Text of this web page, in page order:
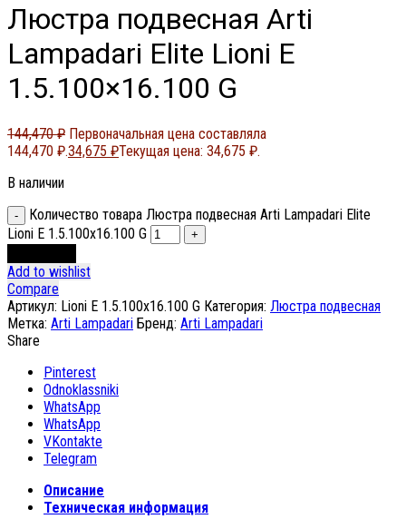
Люстра подвесная Arti
Lampadari Elite Lioni E
1.5.100×16.100 G
144,470₽ Первоначальная цена составляла
144,470 ₽.34,675 ₽Текущая цена: 34,675 ₽.
В наличии
Количество товара Люстра подвесная Arti Lampadari Elite
Lioni E 1.5.100x16.100 G
Add to wishlist
Compare
Артикул: Lioni E 1.5.100x16.100 G Категория: Люстра подвесная
Метка: Arti Lampadari Бренд: Arti Lampadari
Share
Pinterest
Odnoklassniki
WhatsApp
WhatsApp
VKontakte
Telegram
Описание
Техническая информация